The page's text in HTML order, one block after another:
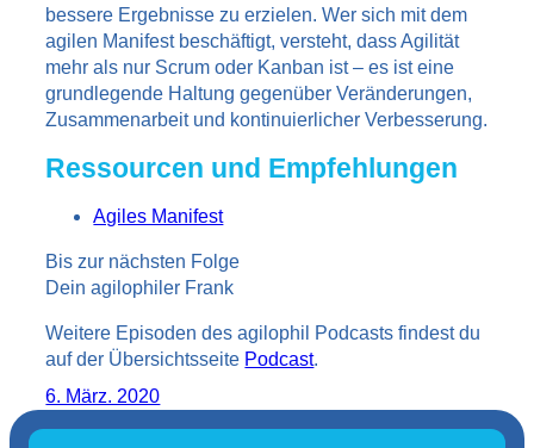
bessere Ergebnisse zu erzielen. Wer sich mit dem
agilen Manifest beschäftigt, versteht, dass Agilität
mehr als nur Scrum oder Kanban ist – es ist eine
grundlegende Haltung gegenüber Veränderungen,
Zusammenarbeit und kontinuierlicher Verbesserung.
Ressourcen und Empfehlungen
Agiles Manifest
Bis zur nächsten Folge
Dein agilophiler Frank
Weitere Episoden des agilophil Podcasts findest du
auf der Übersichtsseite Podcast.
6. März. 2020